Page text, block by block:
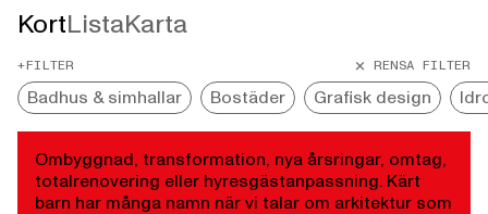
Kort ListaKarta
+FILTER RENSA FILTER
Badhus & simhallar Bostäder Grafisk design
Ombyggnad, transformation, nya årsringar, omtag,
totalrenovering eller hyresgästanpassning. Kärt
barn har många namn när vi talar om arkitektur som